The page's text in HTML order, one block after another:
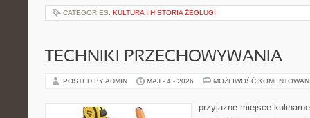
CATEGORIES: KULTURA I HISTORIA ŻEGLUGI
TECHNIKI PRZECHOWYWANIA
POSTED BY ADMIN MAJ - 4 - 2026 MOŻLIWOŚĆ
przyjazne miejsce